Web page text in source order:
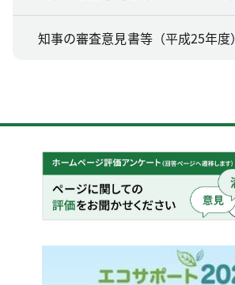
知事の審査意見書等（平成25年度）